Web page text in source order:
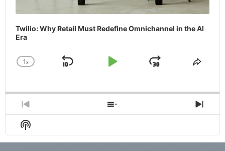
Twilio: Why Retail Must Redefine Omnichannel in the AI
Era
Change
1x
Skip
Play
Jump
Share
Previous
Episode
Show
Episodes
Next
Show
Podcast
Information